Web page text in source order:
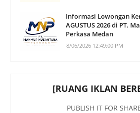
Informasi Lowongan
AGUSTUS 2026 di PT.
Perkasa Medan
8/06/2026 12:49:00 PM
[RUANG IKLAN
PUBLISH IT FOR